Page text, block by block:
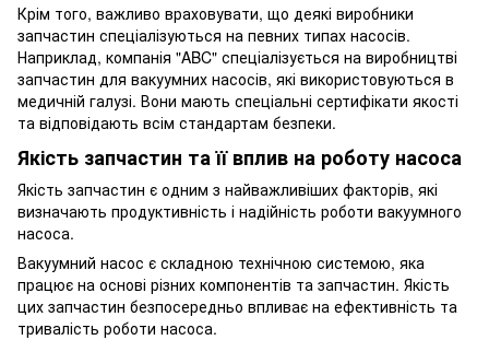
Крім того, важливо враховувати, що деякі виробники
запчастин спеціалізуються на певних типах насосів.
Наприклад, компанія "ABC" спеціалізується на виробництві
запчастин для вакуумних насосів, які використовуються в
медичній галузі. Вони мають спеціальні сертифікати якості
та відповідають всім стандартам безпеки.
Якість запчастин та її вплив на роботу насоса
Якість запчастин є одним з найважливіших факторів, які
визначають продуктивність і надійність роботи вакуумного
насоса.
Вакуумний насос є складною технічною системою, яка
працює на основі різних компонентів та запчастин. Якість
цих запчастин безпосередньо впливає на ефективність та
тривалість роботи насоса.